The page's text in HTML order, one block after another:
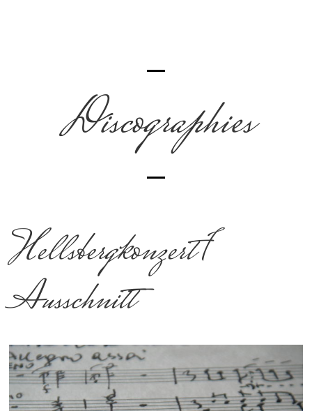
Discographies
Hellsbergkonzert 1
Ausschnitt